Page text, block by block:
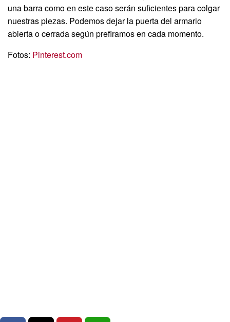
una barra como en este caso serán suficientes para colgar
nuestras piezas. Podemos dejar la puerta del armario
abierta o cerrada según prefiramos en cada momento.
Fotos: Pinterest.com